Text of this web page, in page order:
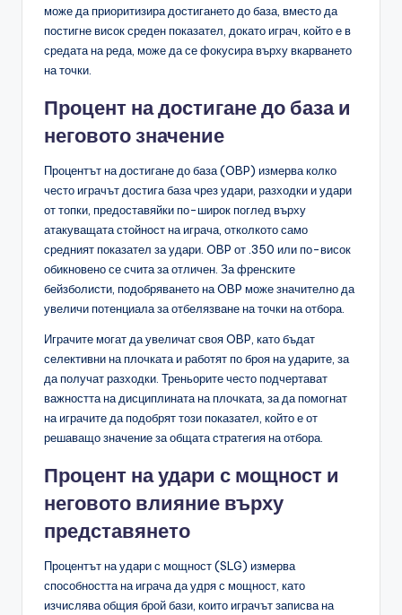
може да приоритизира достигането до база, вместо да
постигне висок среден показател, докато играч, който е в
средата на реда, може да се фокусира върху вкарването
на точки.
Процент на достигане до база и
неговото значение
Процентът на достигане до база (OBP) измерва колко
често играчът достига база чрез удари, разходки и удари
от топки, предоставяйки по-широк поглед върху
атакуващата стойност на играча, отколкото само
средният показател за удари. OBP от .350 или по-висок
обикновено се счита за отличен. За френските
бейзболисти, подобряването на OBP може значително да
увеличи потенциала за отбелязване на точки на отбора.
Играчите могат да увеличат своя OBP, като бъдат
селективни на плочката и работят по броя на ударите, за
да получат разходки. Треньорите често подчертават
важността на дисциплината на плочката, за да помогнат
на играчите да подобрят този показател, който е от
решаващо значение за общата стратегия на отбора.
Процент на удари с мощност и
неговото влияние върху
представянето
Процентът на удари с мощност (SLG) измерва
способността на играча да удря с мощност, като
изчислява общия брой бази, които играчът записва на